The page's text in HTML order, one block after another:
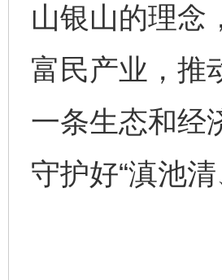
山银山的理念
富民产业，推
一条生态和经
守护好“滇池
完善运行机制助力责任有效落实